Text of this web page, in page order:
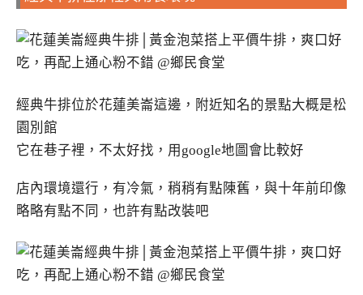
經典牛排位於花蓮美崙這邊，附近知名的景點大概是松
園別館
它在巷子裡，不太好找，用google地圖會比較好
店內環境還行，有冷氣，稍稍有點陳舊，與十年前印像
略略有點不同，也許有點改裝吧